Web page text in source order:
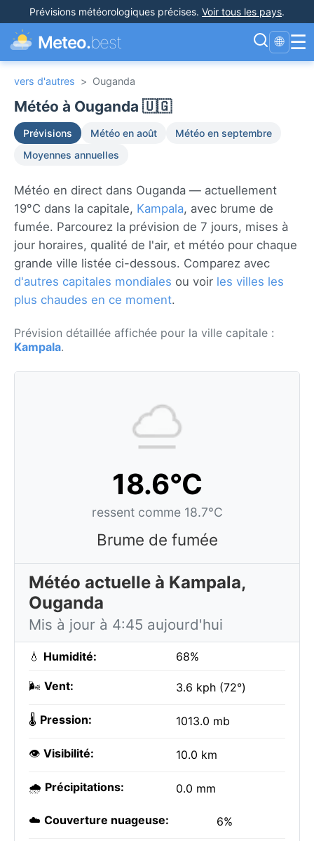
Prévisions météorologiques précises. Voir tous les pays.
Meteo.best 🌐 ☰
vers d'autres > Ouganda
Météo à Ouganda 🇺🇬
Prévisions Météo en août
Météo en septembre
Moyennes annuelles
Météo en direct dans Ouganda — actuellement
19°C dans la capitale, Kampala, avec brume de
fumée. Parcourez la prévision de 7 jours, mises à
jour horaires, qualité de l'air, et météo pour chaque
grande ville listée ci-dessous. Comparez avec
d'autres capitales mondiales ou voir les villes les
plus chaudes en ce moment.
Prévision détaillée affichée pour la ville capitale :
Kampala.
18.6°C
ressent comme 18.7°C
Brume de fumée
Météo actuelle à Kampala,
Ouganda
Mis à jour à 4:45 aujourd'hui
💧 Humidité: 68%
🌬️ Vent: 3.6 kph (72°)
🌡️ Pression: 1013.0 mb
👁️ Visibilité: 10.0 km
🌧️ Précipitations: 0.0 mm
☁️ Couverture nuageuse: 6%